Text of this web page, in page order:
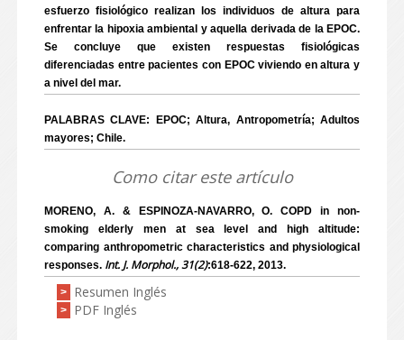
esfuerzo fisiológico realizan los individuos de altura para
enfrentar la hipoxia ambiental y aquella derivada de la EPOC.
Se concluye que existen respuestas fisiológicas
diferenciadas entre pacientes con EPOC viviendo en altura y
a nivel del mar.
PALABRAS CLAVE: EPOC; Altura, Antropometría; Adultos
mayores; Chile.
Como citar este artículo
MORENO, A. & ESPINOZA-NAVARRO, O. COPD in non-
smoking elderly men at sea level and high altitude:
comparing anthropometric characteristics and physiological
responses. Int. J. Morphol., 31(2):618-622, 2013.
> Resumen Inglés
> PDF Inglés